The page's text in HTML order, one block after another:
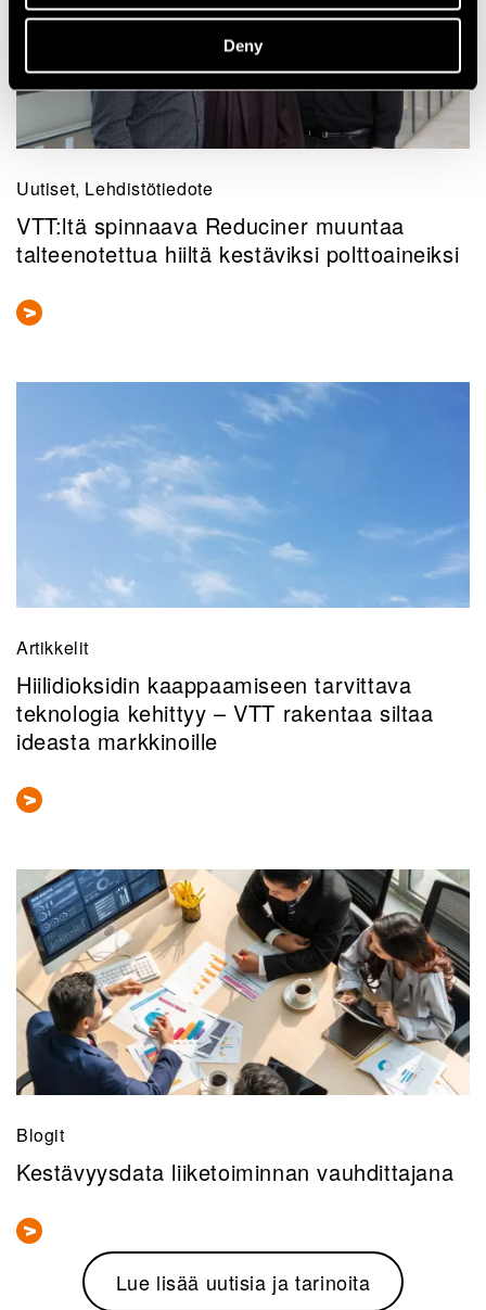
Deny
Uutiset, Lehdistötiedote
VTT:ltä spinnaava Reduciner muuntaa
talteenotettua hiiltä kestäviksi polttoaineiksi
Artikkelit
Hiilidioksidin kaappaamiseen tarvittava
teknologia kehittyy – VTT rakentaa siltaa
ideasta markkinoille
Blogit
Kestävyysdata liiketoiminnan vauhdittajana
Lue lisää uutisia ja tarinoita